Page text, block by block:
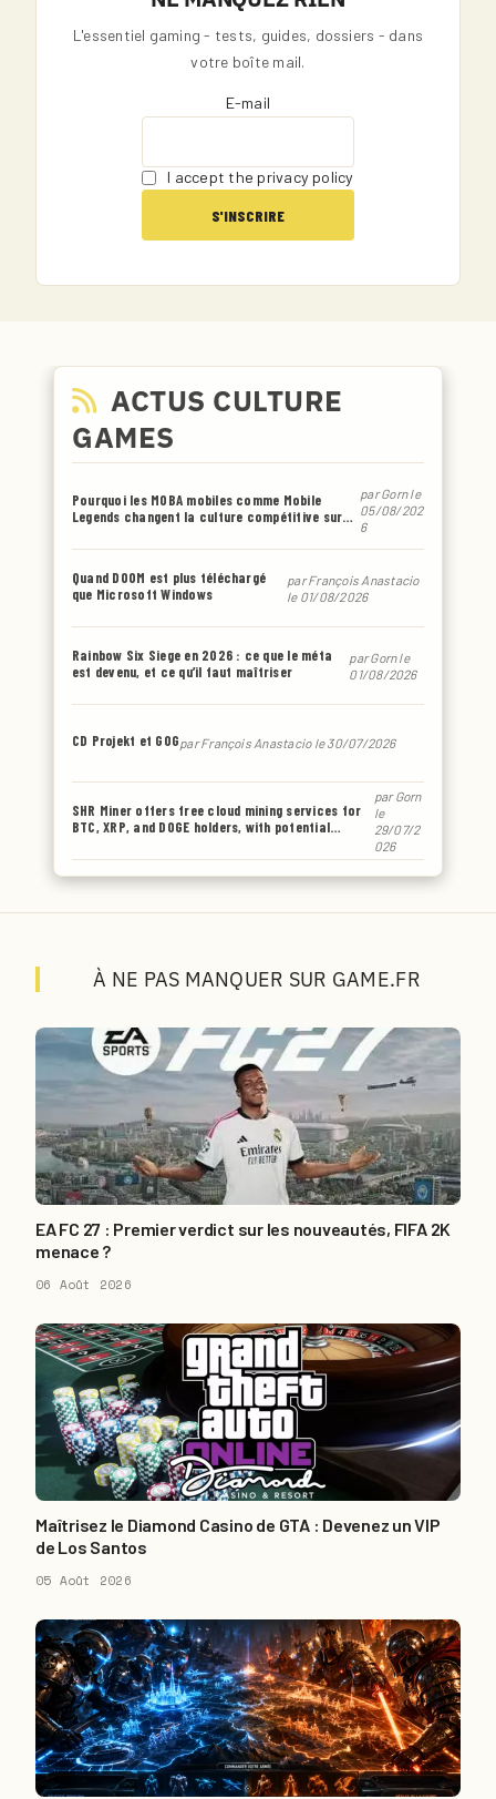
L'essentiel gaming - tests, guides, dossiers - dans
votre boîte mail.
E-mail
I accept the privacy policy
ACTUS CULTURE
GAMES
Pourquoi les MOBA mobiles comme Mobile
Legends changent la culture compétitive sur
parGornle
05/08/202
6
Quand DOOM est plus téléchargé
que Microsoft Windows
parFrançois Anastacio
le 01/08/2026
Rainbow Six Siege en 2026 : ce que le méta
est devenu, et ce qu’il faut maîtriser
parGornle
01/08/2026
CD Projekt et GOGparFrançois Anastaciole 30/07/2026
SHR Miner offers free cloud mining services for
BTC, XRP, and DOGE holders, with potential
parGorn
le
29/07/2
026
À NE PAS MANQUER SUR GAME.FR
EA FC 27 : Premier verdict sur les nouveautés, FIFA 2K
menace ?
06 Août 2026
Maîtrisez le Diamond Casino de GTA : Devenez un VIP
de Los Santos
05 Août 2026